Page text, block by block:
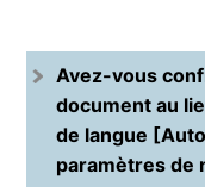
Avez-vous
document au
de langue
paramètres de